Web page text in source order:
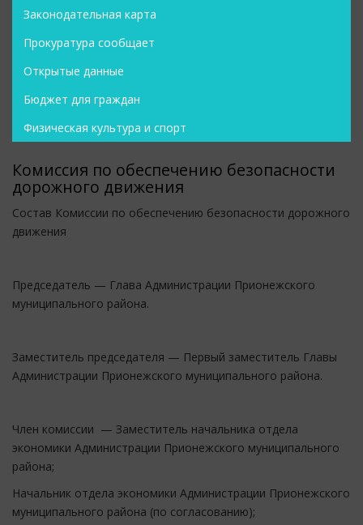
Законодательная карта
Прокуратура сообщает
Открытые данные
Бюджет для граждан
Физическая культура и спорт
Комиссия по обеспечению безопасности
дорожного движения
Состав Комиссии по обеспечению безопасности дорожного
движения
Председатель — Глава Администрации Прионежского
муниципального района.
Заместитель председателя — Первый заместитель Главы
Администрации Прионежского муниципального района.
Член комиссии — Заместитель начальника отдела
экономики Администрации Прионежского муниципального
района;
Начальник отдела экономики Администрации Прионежского
муниципального района (по согласованию);